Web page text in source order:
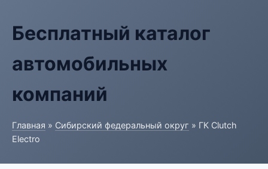
Бесплатный каталог
автомобильных
компаний
Главная » Сибирский федеральный округ » ГК Clutch
Electro